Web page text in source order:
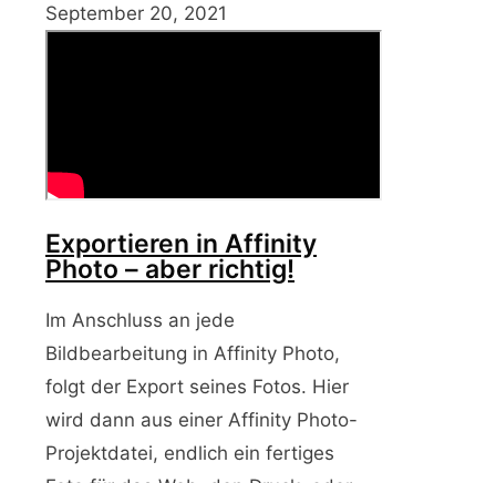
September 20, 2021
Exportieren in Affinity
Photo – aber richtig!
Im Anschluss an jede
Bildbearbeitung in Affinity Photo,
folgt der Export seines Fotos. Hier
wird dann aus einer Affinity Photo-
Projektdatei, endlich ein fertiges